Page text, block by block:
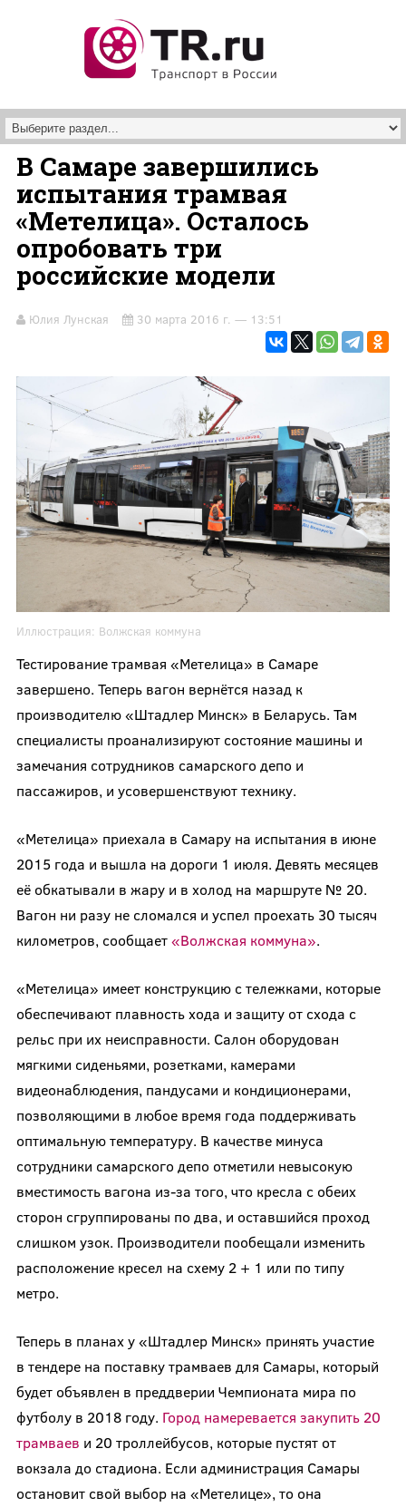
В Самаре завершились
испытания трамвая
«Метелица». Осталось
опробовать три
российские модели
Юлия Лунская 30 марта 2016 г. — 13:51
Иллюстрация: Волжская коммуна
Тестирование трамвая «Метелица» в Самаре
завершено. Теперь вагон вернётся назад к
производителю «Штадлер Минск» в Беларусь. Там
специалисты проанализируют состояние машины и
замечания сотрудников самарского депо и
пассажиров, и усовершенствуют технику.
«Метелица» приехала в Самару на испытания в июне
2015 года и вышла на дороги 1 июля. Девять месяцев
её обкатывали в жару и в холод на маршруте № 20.
Вагон ни разу не сломался и успел проехать 30 тысяч
километров, сообщает«Волжская коммуна».
«Метелица» имеет конструкцию с тележками, которые
обеспечивают плавность хода и защиту от схода с
рельс при их неисправности. Салон оборудован
мягкими сиденьями, розетками, камерами
видеонаблюдения, пандусами и кондиционерами,
позволяющими в любое время года поддерживать
оптимальную температуру. В качестве минуса
сотрудники самарского депо отметили невысокую
вместимость вагона из-за того, что кресла с обеих
сторон сгруппированы по два, и оставшийся проход
слишком узок. Производители пообещали изменить
расположение кресел на схему 2 + 1 или по типу
метро.
Теперь в планах у «Штадлер Минск» принять участие
в тендере на поставку трамваев для Самары, который
будет объявлен в преддверии Чемпионата мира по
футболу в 2018 году. Город намеревается закупить 20
трамваев и 20 троллейбусов, которые пустят от
вокзала до стадиона. Если администрация Самары
остановит свой выбор на «Метелице», то она